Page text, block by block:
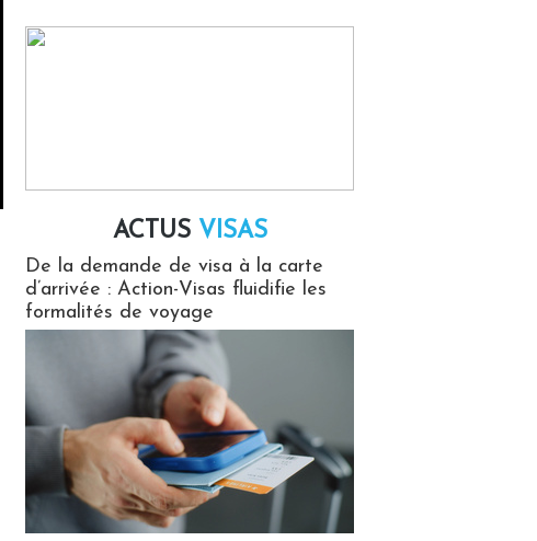
ACTUS VISAS
De la demande de visa à la carte
d’arrivée : Action-Visas fluidifie les
formalités de voyage